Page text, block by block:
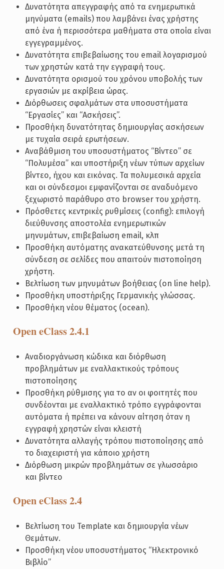
Δυνατότητα απεγγραφής από τα ενημερωτικά
μηνύματα (emails) που λαμβάνει ένας χρήστης
από ένα ή περισσότερα μαθήματα στα οποία είναι
εγγεγραμμένος.
Δυνατότητα επιβεβαίωσης του email λογαρισμού
των χρηστών κατά την εγγραφή τους.
Δυνατότητα ορισμού του χρόνου υποβολής των
εργασιών με ακρίβεια ώρας.
Διόρθωσεις σφαλμάτων στα υποσυστήματα
“Εργασίες” και “Ασκήσεις”.
Προσθήκη δυνατότητας δημιουργίας ασκήσεων
με τυχαία σειρά ερωτήσεων.
Αναβάθμιση του υποσυστήματος “Βίντεο” σε
“Πολυμέσα” και υποστήριξη νέων τύπων αρχείων
βίντεο, ήχου και εικόνας. Τα πολυμεσικά αρχεία
και οι σύνδεσμοι εμφανίζονται σε αναδυόμενο
ξεχωριστό παράθυρο στο browser του χρήστη.
Πρόσθετες κεντρικές ρυθμίσεις (config): επιλογή
διεύθυνσης αποστολέα ενημερωτικών
μηνυμάτων, επιβεβαίωση email, κλπ
Προσθήκη αυτόματης ανακατεύθυνσης μετά τη
σύνδεση σε σελίδες που απαιτούν πιστοποίηση
χρήστη.
Βελτίωση των μηνυμάτων βοήθειας (on line help).
Προσθήκη υποστήριξης Γερμανικής γλώσσας.
Προσθήκη νέου θέματος (ocean).
Open eClass 2.4.1
Αναδιοργάνωση κώδικα και διόρθωση
προβλημάτων με εναλλακτικούς τρόπους
πιστοποίησης
Προσθήκη ρύθμισης για το αν οι φοιτητές που
συνδέονται με εναλλακτικό τρόπο εγγράφονται
αυτόματα ή πρέπει να κάνουν αίτηση όταν η
εγγραφή χρηστών είναι κλειστή
Δυνατότητα αλλαγής τρόπου πιστοποίησης από
το διαχειριστή για κάποιο χρήστη
Διόρθωση μικρών προβλημάτων σε γλωσσάριο
και βίντεο
Open eClass 2.4
Βελτίωση του Template και δημιουργία νέων
Θεμάτων.
Προσθήκη νέου υποσυστήματος “Ηλεκτρονικό
Βιβλίο”